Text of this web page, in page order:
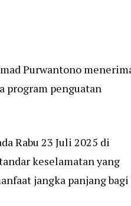
Purwantono
program penguatan
Rabu 23 Juli 2025 di
keselamatan yang
jangka panjang bagi